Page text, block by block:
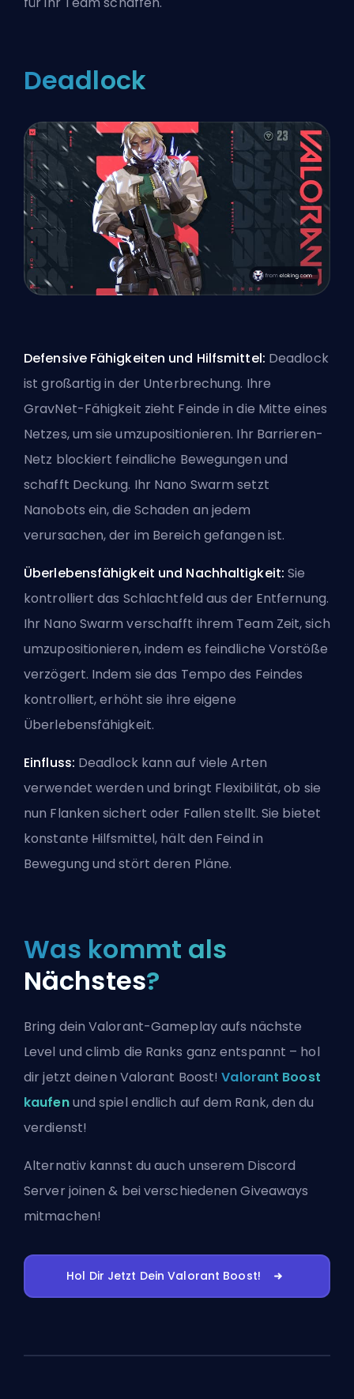
Deadlock
Defensive Fähigkeiten und Hilfsmittel: Deadlock
ist großartig in der Unterbrechung. Ihre
GravNet-Fähigkeit zieht Feinde in die Mitte eines
Netzes, um sie umzupositionieren. Ihr Barrieren-
Netz blockiert feindliche Bewegungen und
schafft Deckung. Ihr Nano Swarm setzt
Nanobots ein, die Schaden an jedem
verursachen, der im Bereich gefangen ist.
Überlebensfähigkeit und Nachhaltigkeit: Sie
kontrolliert das Schlachtfeld aus der Entfernung.
Ihr Nano Swarm verschafft ihrem Team Zeit, sich
umzupositionieren, indem es feindliche Vorstöße
verzögert. Indem sie das Tempo des Feindes
kontrolliert, erhöht sie ihre eigene
Überlebensfähigkeit.
Einfluss: Deadlock kann auf viele Arten
verwendet werden und bringt Flexibilität, ob sie
nun Flanken sichert oder Fallen stellt. Sie bietet
konstante Hilfsmittel, hält den Feind in
Bewegung und stört deren Pläne.
Was kommt als
Nächstes?
Bring dein Valorant-Gameplay aufs nächste
Level und climb die Ranks ganz entspannt – hol
dir jetzt deinen Valorant Boost!Valorant Boost
kaufenund spiel endlich auf dem Rank, den du
verdienst!
Alternativ kannst du auch unserem Discord
Server joinen & bei verschiedenen Giveaways
mitmachen!
Hol Dir Jetzt Dein Valorant Boost!